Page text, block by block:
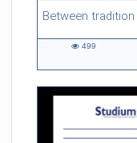
54:13 duration
499